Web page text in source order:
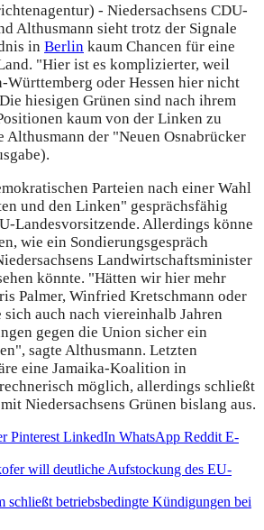
- Niedersachsens CDU-
Althusmann sieht trotz der Signale
in Berlin kaum Chancen für eine
"Hier ist es komplizierter, weil
Württemberg oder Hessen hier nicht
hiesigen Grünen sind nach ihrem
kaum von der Linken zu
Althusmann der "Neuen Osnabrücker
Parteien nach einer Wahl
und den Linken" gesprächsfähig
Landesvorsitzende. Allerdings könne
wie ein Sondierungsgespräch
Landwirtschaftsminister
könnte. "Hätten wir hier mehr
Palmer, Winfried Kretschmann oder
sich auch nach viereinhalb Jahren
gegen die Union sicher ein
sagte Althusmann. Letzten
eine Jamaika-Koalition in
möglich, allerdings schließt
Niedersachsens Grünen bislang aus.
Pinterest LinkedIn WhatsApp Reddit E-
will deutliche Aufstockung des EU-
schließt betriebsbedingte Kündigungen bei